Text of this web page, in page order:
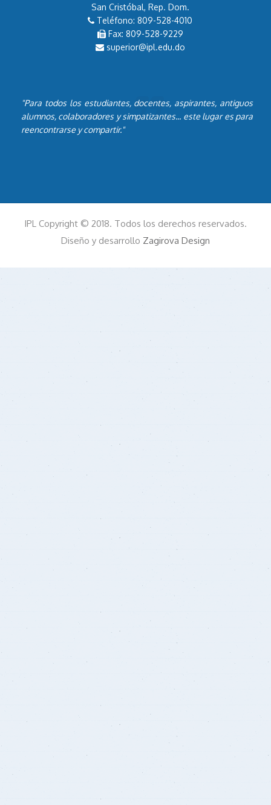
San Cristóbal, Rep. Dom.
Teléfono: 809-528-4010
Fax: 809-528-9229
superior@ipl.edu.do
"Para todos los estudiantes, docentes, aspirantes, antiguos
alumnos, colaboradores y simpatizantes... este lugar es para
reencontrarse y compartir."
IPL Copyright © 2018. Todos los derechos reservados.
Diseño y desarrollo Zagirova Design